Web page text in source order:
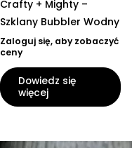
Crafty + Mighty –
Szklany Bubbler Wodny
Zaloguj się, aby zobaczyć
ceny
Dowiedz się
więcej